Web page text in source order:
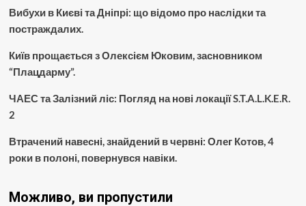
Вибухи в Києві та Дніпрі: що відомо про наслідки та
постраждалих.
Київ прощається з Олексієм Юковим, засновником
“Плацдарму”.
ЧАЕС та Залізний ліс: Погляд на нові локації S.T.A.L.K.E.R.
2
Втрачений навесні, знайдений в червні: Олег Котов, 4
роки в полоні, повернувся навіки.
Можливо, ви пропустили